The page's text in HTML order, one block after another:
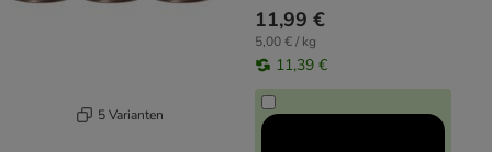
5 Varianten
11,99 €
5,00 € / kg
11,39 €